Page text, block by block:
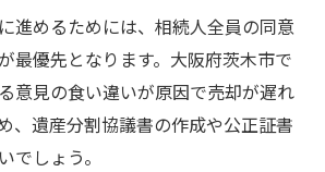
進めるためには、相続人全員の同意
最優先となります。大阪府茨木市で
意見の食い違いが原因で売却が遅れ
、遺産分割協議書の作成や公正証書
でしょう。